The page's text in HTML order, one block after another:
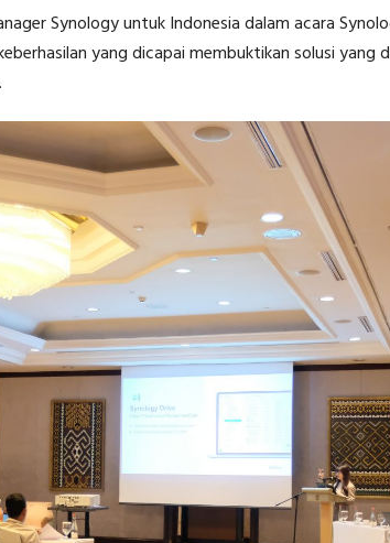
Synology untuk Indonesia dalam acara
yang dicapai membuktikan solusi yang